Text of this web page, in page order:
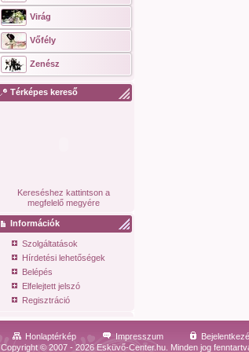
Virág
Vőfély
Zenész
Térképes kereső
Kereséshez kattintson a
megfelelő megyére
Információk
Szolgáltatások
Hírdetési lehetőségek
Belépés
Elfelejtett jelszó
Regisztráció
Honlaptérkép Impresszum
Copyright © 2007 - 2026 Esküvő-Center.hu. Minden jog